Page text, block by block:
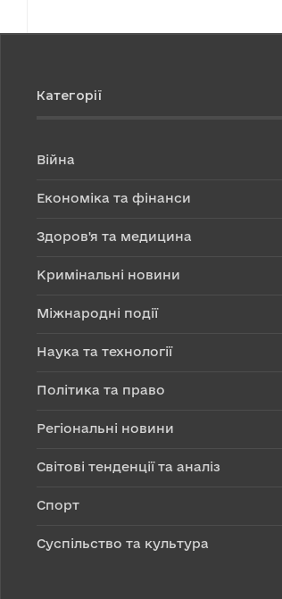
Категорії
Війна
Економіка та фінанси
Здоров'я та медицина
Кримінальні новини
Міжнародні події
Наука та технології
Політика та право
Регіональні новини
Світові тенденції та аналіз
Спорт
Суспільство та культура